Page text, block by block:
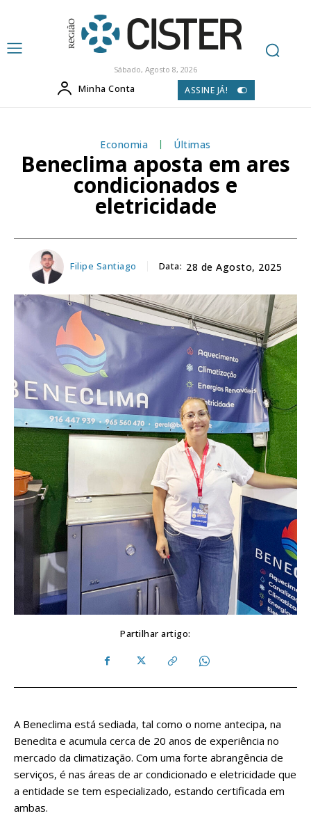
Sábado, Agosto 8, 2026
Minha Conta ASSINE JÁ!
Economia Últimas
Beneclima aposta em ares
condicionados e
eletricidade
Filipe Santiago Data: 28 de Agosto, 2025
Partilhar artigo:
A Beneclima está sediada, tal como o nome antecipa, na
Benedita e acumula cerca de 20 anos de experiência no
mercado da climatização. Com uma forte abrangência de
serviços, é nas áreas de ar condicionado e eletricidade que
a entidade se tem especializado, estando certificada em
ambas.